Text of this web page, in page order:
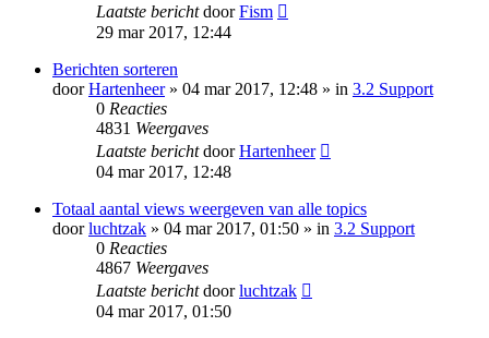
Laatste berichtdoorFism
29 mar 2017, 12:44
Berichten sorteren
doorHartenheer» 04 mar 2017, 12:48 » in 3.2 Support
0 Reacties
4831 Weergaves
Laatste berichtdoorHartenheer
04 mar 2017, 12:48
Totaal aantal views weergeven van alle topics
doorluchtzak » 04 mar 2017, 01:50 » in 3.2 Support
0 Reacties
4867 Weergaves
Laatste berichtdoorluchtzak
04 mar 2017, 01:50